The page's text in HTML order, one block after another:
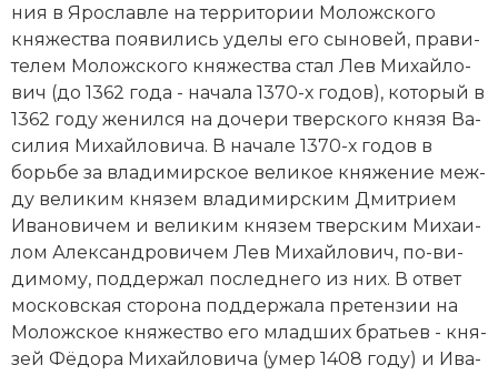
СССР
Южная Америка
ния в Яро­слав­ле на тер­ри­то­рии Моложского
княжества по­яви­лись уде­лы его сы­но­вей, пра­ви­
те­лем Моложского княжества стал Лев Ми­хай­ло­
вич (до 1362 года - начала 1370-х годов), ко­то­рый в
1362 году же­нил­ся на до­че­ри твер­ско­го князя Ва­
си­лия Ми­хай­ло­ви­ча. В начале 1370-х годов в
борь­бе за вла­ди­мир­ское великое кня­же­ние ме­ж­
ду великим князем вла­ди­мир­ским Дмит­ри­ем
Ива­но­ви­чем и великим князем твер­ским Ми­хаи­
лом Алек­сан­д­ро­ви­чем Лев Ми­хай­ло­вич, по-ви­
ди­мо­му, под­дер­жал по­след­не­го из них. В от­вет
московская сто­ро­на под­дер­жа­ла пре­тен­зии на
Моложское княжество его млад­ших брать­ев - кня­
зей Фё­до­ра Ми­хай­ло­ви­ча (умер 1408 году) и Ива­